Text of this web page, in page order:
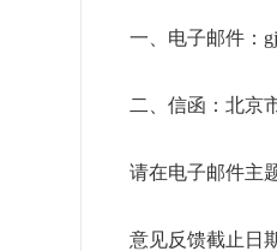
一、电子邮件：
二、信函：北京
请在电子邮件主
意见反馈截止日